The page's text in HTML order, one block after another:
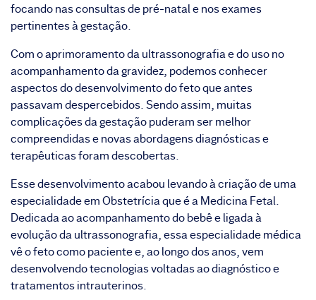
focando nas consultas de pré-natal e nos exames
pertinentes à gestação.
Com o aprimoramento da ultrassonografia e do uso no
acompanhamento da gravidez, podemos conhecer
aspectos do desenvolvimento do feto que antes
passavam despercebidos. Sendo assim, muitas
complicações da gestação puderam ser melhor
compreendidas e novas abordagens diagnósticas e
terapêuticas foram descobertas.
Esse desenvolvimento acabou levando à criação de uma
especialidade em Obstetrícia que é a Medicina Fetal.
Dedicada ao acompanhamento do bebê e ligada à
evolução da ultrassonografia, essa especialidade médica
vê o feto como paciente e, ao longo dos anos, vem
desenvolvendo tecnologias voltadas ao diagnóstico e
tratamentos intrauterinos.